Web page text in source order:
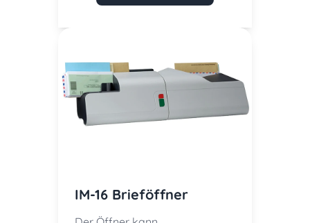
IM-16 Brieföffner